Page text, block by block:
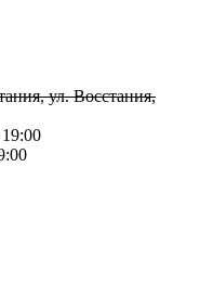
ул. Восстания,